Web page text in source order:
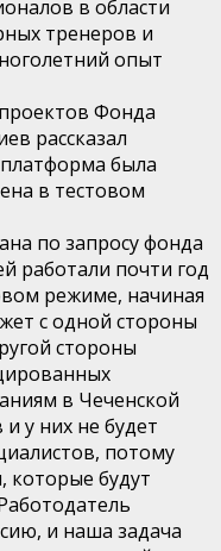
в области
тренеров и
опыт
Фонда
рассказал
была
в тестовом
по запросу фонда
работали почти год
режиме, начиная
с одной стороны
стороны
в Чеченской
у них не будет
потому
которые будут
и наша задача